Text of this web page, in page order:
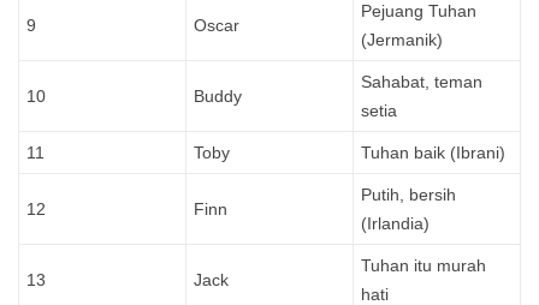
9 Oscar
Pejuang Tuhan
(Jermanik)
10 Buddy
Sahabat, teman
setia
11 Toby Tuhan baik (Ibrani)
12 Finn
Putih, bersih
(Irlandia)
13 Jack
Tuhan itu murah
hati